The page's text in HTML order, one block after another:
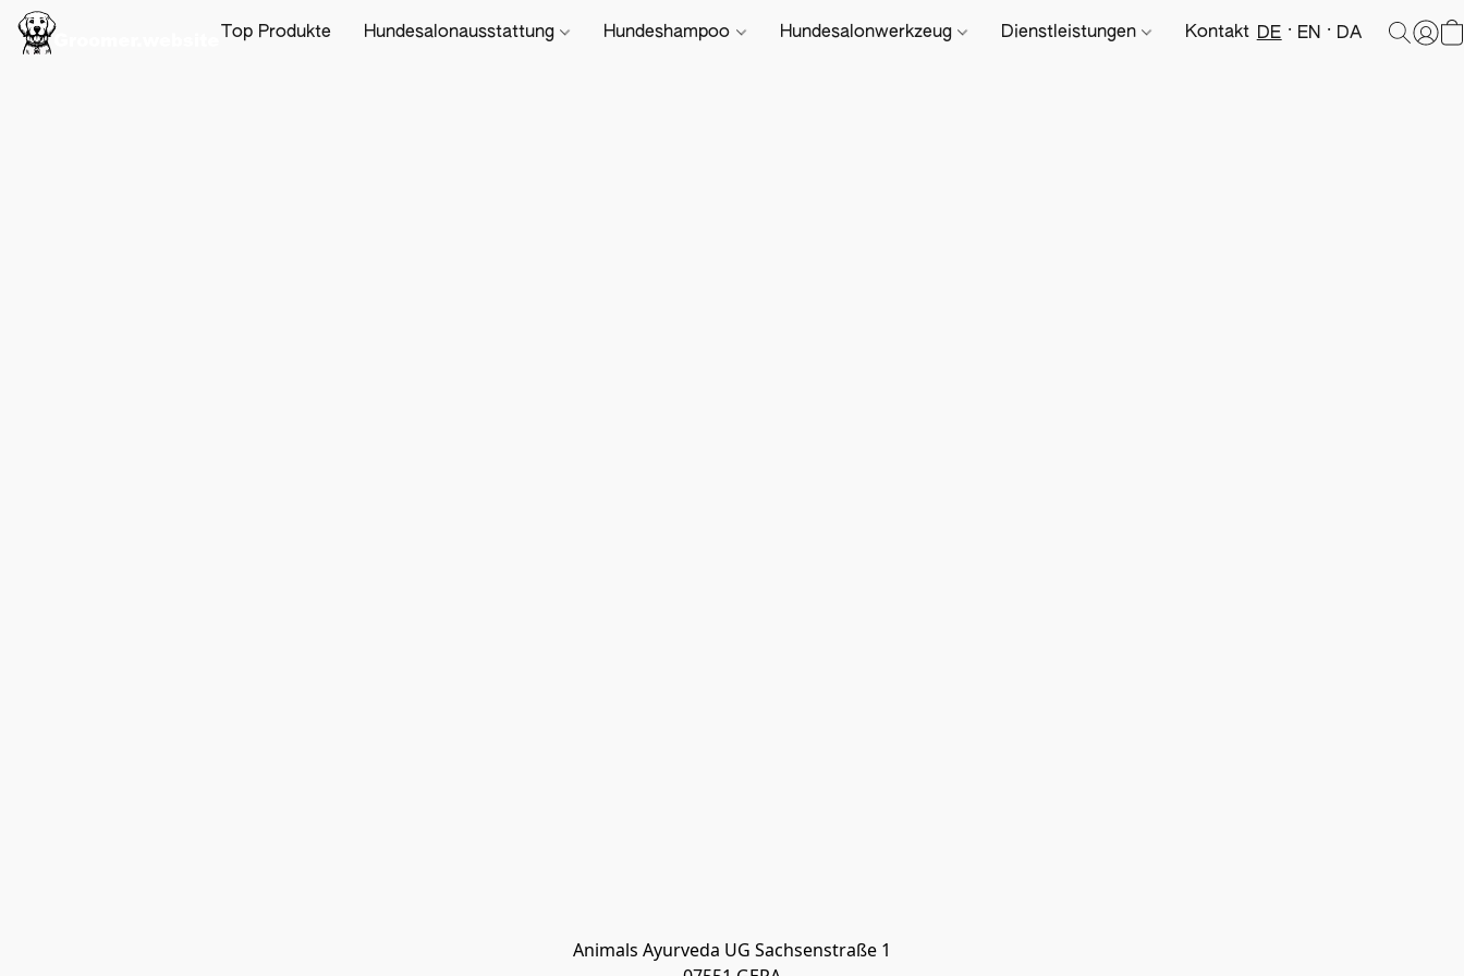
Top Produkte Hundesalonausstattung Hundeshampoo Hundesalonwerkzeug Dienstleistungen Kontakt DE EN DA
Animals Ayurveda UG Sachsenstraße 1